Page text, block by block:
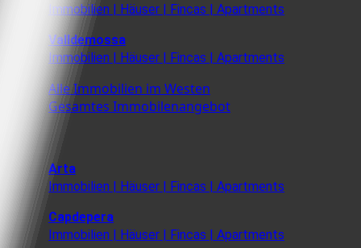
Immobilien | Häuser | Fincas | Apartments
Valldemossa
Immobilien | Häuser | Fincas | Apartments
Alle Immobilien im Westen
Gesamtes Immobilenangebot
Arta
Immobilien | Häuser | Fincas | Apartments
Capdepera
Immobilien | Häuser | Fincas | Apartments